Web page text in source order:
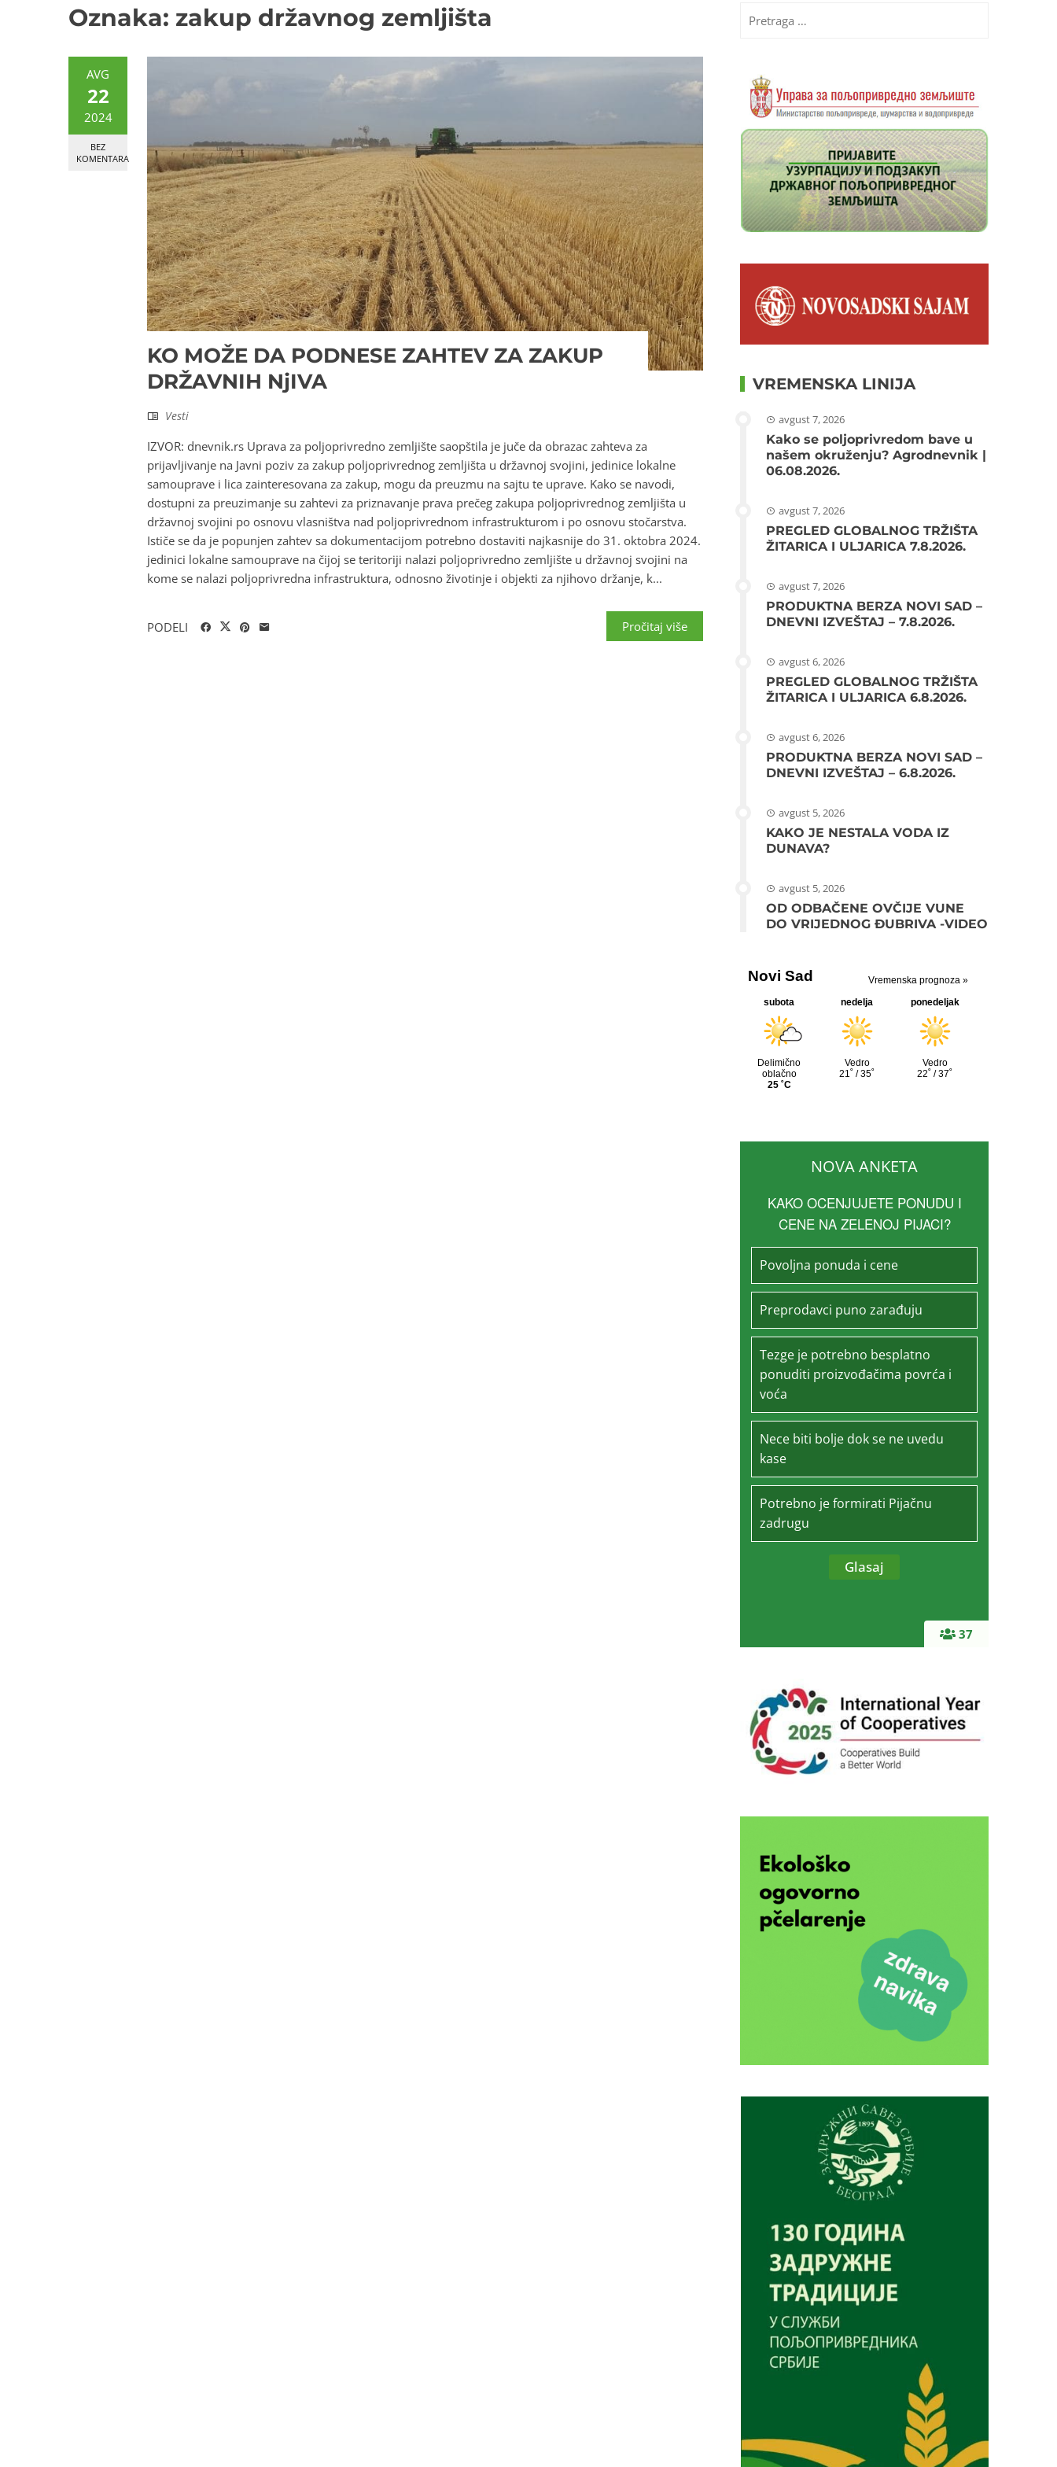
Oznaka: zakup državnog zemljišta
AVG
22
2024
BEZ
KOMENTARA
KO MOŽE DA PODNESE ZAHTEV ZA ZAKUP
DRŽAVNIH NjIVA
Vesti
IZVOR: dnevnik.rs Uprava za poljoprivredno zemljište saopštila je juče da obrazac zahteva za
prijavljivanje na Javni poziv za zakup poljoprivrednog zemljišta u državnoj svojini, jedinice lokalne
samouprave i lica zainteresovana za zakup, mogu da preuzmu na sajtu te uprave. Kako se navodi,
dostupni za preuzimanje su zahtevi za priznavanje prava prečeg zakupa poljoprivrednog zemljišta u
državnoj svojini po osnovu vlasništva nad poljoprivrednom infrastrukturom i po osnovu stočarstva.
Ističe se da je popunjen zahtev sa dokumentacijom potrebno dostaviti najkasnije do 31. oktobra 2024.
jedinici lokalne samouprave na čijoj se teritoriji nalazi poljoprivredno zemljište u državnoj svojini na
kome se nalazi poljoprivredna infrastruktura, odnosno životinje i objekti za njihovo držanje, k...
Pročitaj više
PODELI
za:
VREMENSKA LINIJA
avgust 7, 2026
Kako se poljoprivredom bave u
našem okruženju? Agrodnevnik |
06.08.2026.
avgust 7, 2026
PREGLED GLOBALNOG TRŽIŠTA
ŽITARICA I ULJARICA 7.8.2026.
avgust 7, 2026
PRODUKTNA BERZA NOVI SAD –
DNEVNI IZVEŠTAJ – 7.8.2026.
avgust 6, 2026
PREGLED GLOBALNOG TRŽIŠTA
ŽITARICA I ULJARICA 6.8.2026.
avgust 6, 2026
PRODUKTNA BERZA NOVI SAD –
DNEVNI IZVEŠTAJ – 6.8.2026.
avgust 5, 2026
KAKO JE NESTALA VODA IZ
DUNAVA?
avgust 5, 2026
OD ODBAČENE OVČIJE VUNE
DO VRIJEDNOG ĐUBRIVA -VIDEO
37
NOVA ANKETA
KAKO OCENJUJETE PONUDU I
CENE NA ZELENOJ PIJACI?
Povoljna ponuda i cene
Preprodavci puno zarađuju
Tezge je potrebno besplatno
ponuditi proizvođačima povrća i
voća
Nece biti bolje dok se ne uvedu
kase
Potrebno je formirati Pijačnu
zadrugu